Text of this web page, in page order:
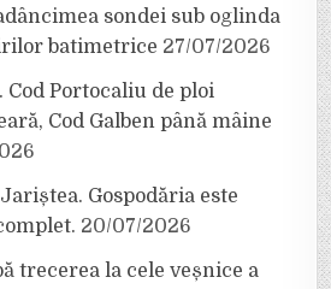
sondei sub oglinda
batimetrice 27/07/2026
Cod Portocaliu de ploi
Cod Galben până mâine
Gospodăria este
20/07/2026
trecerea la cele veșnice a